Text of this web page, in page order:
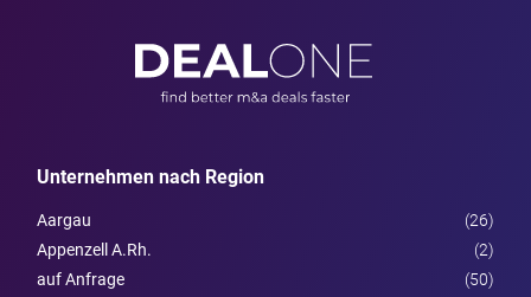
Unternehmen nach Region
Aargau
(26)
Appenzell A.Rh.
(2)
auf Anfrage
(50)